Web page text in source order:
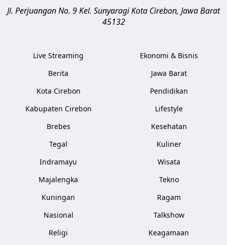
Jl. Perjuangan No. 9 Kel. SunyaragiKota Cirebon, Jawa Barat
45132
Live Streaming
Berita
Kota Cirebon
Kabupaten Cirebon
Brebes
Tegal
Indramayu
Majalengka
Kuningan
Nasional
Religi
Ekonomi & Bisnis
Jawa Barat
Pendidikan
Lifestyle
Kesehatan
Kuliner
Wisata
Tekno
Ragam
Talkshow
Keagamaan